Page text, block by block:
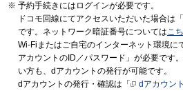
予約手続きにはログインが必要です。
ドコモ回線にてアクセスいただいた場合は
です。ネットワーク暗証番号についてはこ
Wi-Fiまたはご自宅のインターネット環境に
アカウントのID／パスワード」が必要です
い方も、dアカウントの発行が可能です。
dアカウントの発行・確認は「
dアカウン